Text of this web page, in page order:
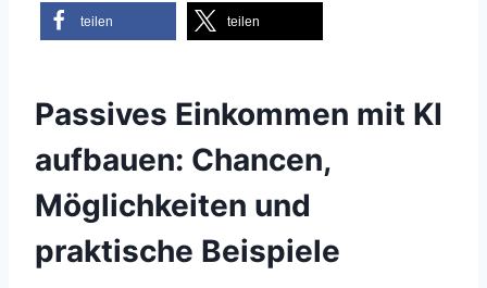
teilen teilen
Passives Einkommen mit KI
aufbauen: Chancen,
Möglichkeiten und
praktische Beispiele